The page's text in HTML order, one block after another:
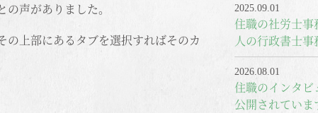
声がありました。
の上部にあるタブを選択すればそのカ
2025.09.01
住職の社労士事
人の行政書士事
2026.08.01
住職のインタビ
公開されていま